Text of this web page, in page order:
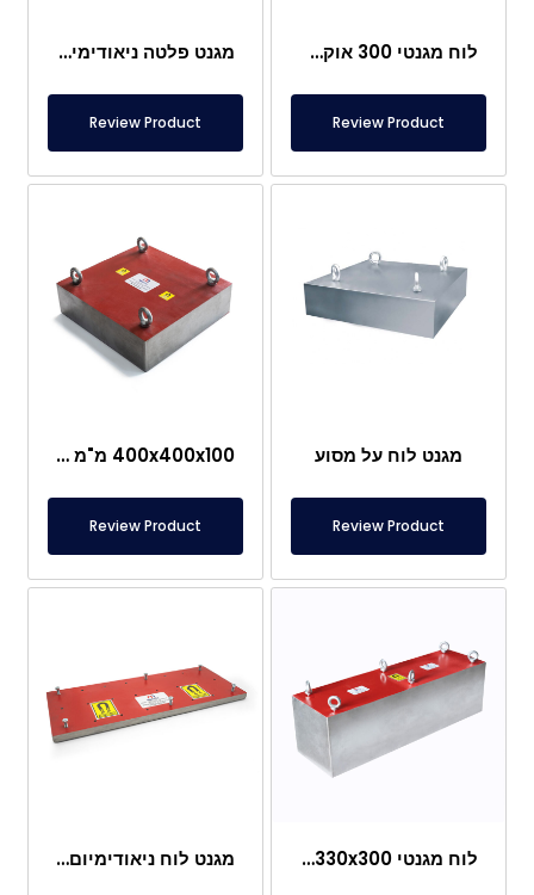
לוח מגנטי 300 אוקסיד עם מגנט פריט
Review Product
מגנט פלטה ניאודימיום 545x250x32 מ"מ
Review Product
מגנט לוח על מסוע
Review Product
400x400x100 מ"מ לוח מגנטי ניאודימיום חזק מאוד – לתעשיות גרוטאות, פלסטיק, מזון
Review Product
לוח מגנטי 1100x330x300 מ"מ, עם מגנט ניאודימיום, נירוסטה 304L, 11500 גאוס מגנט לוח ניאודימיום 600x250x23 מ"מ